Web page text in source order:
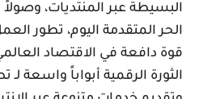
عبر المنتديات، وصولاً
المتقدمة اليوم، تطور
دافعة في الاقتصاد العالمي.
الرقمية أبواباً واسعة لـ